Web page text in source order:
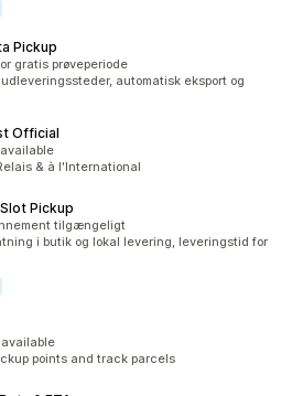
Pickup
gratis prøveperiode
automatisk eksport og
Official
& à l'International
Pickup
tilgængeligt
i butik og lokal levering, leveringstid for
points and track parcels